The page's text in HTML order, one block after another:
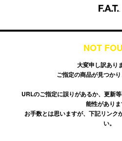
NOT
大変申し訳あり
ご指定の商品が見つかり
URLのご指定に誤りがあるか、更新
能性がありま
お手数とは思いますが、下記リンク
い。